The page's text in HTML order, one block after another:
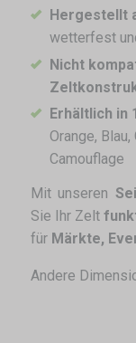
Hergestellt
wetterfest
Nicht
Erhältlich in
Orange,
Camouflage
Mit unseren
Sie Ihr Zelt
für Märkte,
Andere